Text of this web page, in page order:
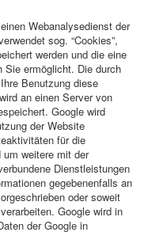
Webanalysedienst der
sog. “Cookies”,
werden und die eine
Sie ermöglicht. Die durch
Benutzung diese
an einen Server von
Google wird
der Website
für die
weitere mit der
Dienstleistungen
gegebenenfalls an
oder soweit
Google wird in
der Google in